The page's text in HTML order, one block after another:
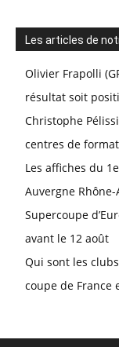
Les articles de
Olivier Frapolli
résultat soit
Christophe
centres de
Les affiches du
Auvergne Rhône-
Supercoupe
avant le 12 août
Qui sont les
coupe de France